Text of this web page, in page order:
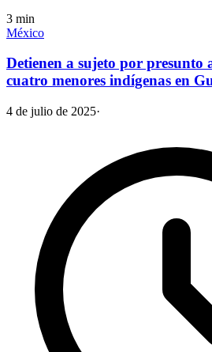
3 min
México
Detienen a sujeto por presunto
cuatro menores indígenas en
4 de julio de 2025·